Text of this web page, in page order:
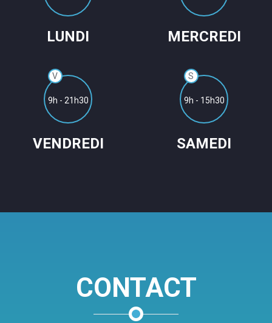
LUNDI MERCREDI
V
9h - 21h30
VENDREDI
S
9h - 15h30
SAMEDI
CONTACT